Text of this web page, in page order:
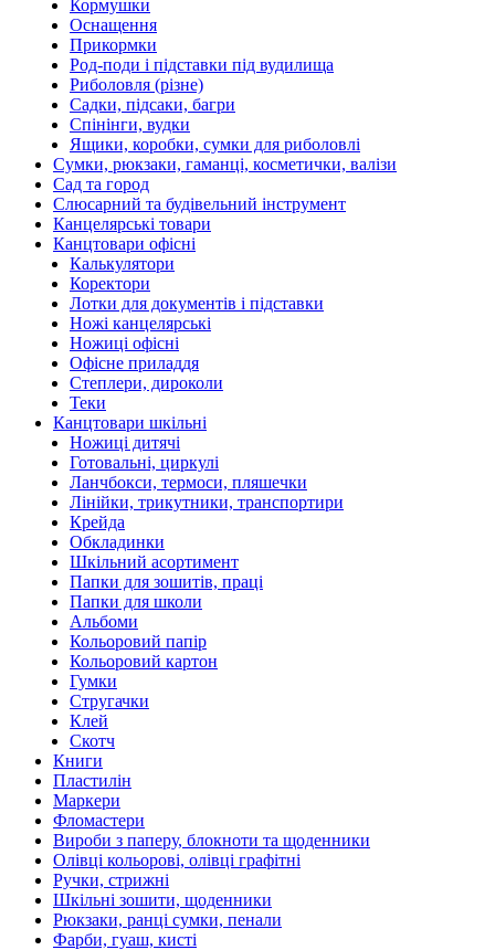
Кормушки
Оснащення
Прикормки
Род-поди і підставки під вудилища
Риболовля (різне)
Садки, підсаки, багри
Спінінги, вудки
Ящики, коробки, сумки для риболовлі
Сумки, рюкзаки, гаманці, косметички, валізи
Сад та город
Слюсарний та будівельний інструмент
Канцелярські товари
Канцтовари офісні
Калькулятори
Коректори
Лотки для документів і підставки
Ножі канцелярські
Ножиці офісні
Офісне приладдя
Степлери, дироколи
Теки
Канцтовари шкільні
Ножиці дитячі
Готовальні, циркулі
Ланчбокси, термоси, пляшечки
Лінійки, трикутники, транспортири
Крейда
Обкладинки
Шкільний асортимент
Папки для зошитів, праці
Папки для школи
Альбоми
Кольоровий папір
Кольоровий картон
Гумки
Стругачки
Клей
Скотч
Книги
Пластилін
Маркери
Фломастери
Вироби з паперу, блокноти та щоденники
Олівці кольорові, олівці графітні
Ручки, стрижні
Шкільні зошити, щоденники
Рюкзаки, ранці сумки, пенали
Фарби, гуаш, кисті